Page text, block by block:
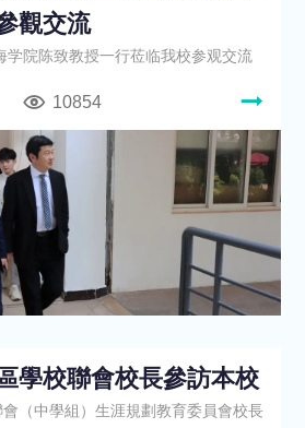
觀交流
学院陈致教授一行莅临我校参观交流
10854
學校聯會校長參訪本校
（中學組）生涯規劃教育委員會校長